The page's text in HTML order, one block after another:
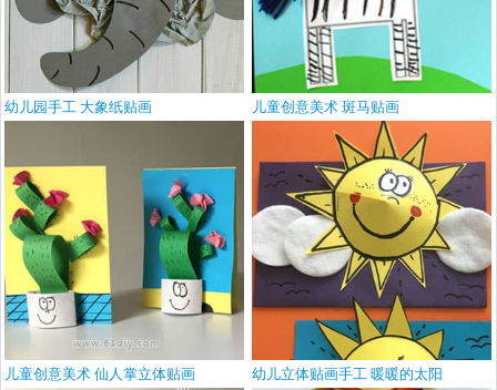
幼儿园手工 大象纸贴画 儿童创意美术 斑马贴画
儿童创意美术 仙人掌立体贴画 幼儿立体贴画手工 暖暖的太阳